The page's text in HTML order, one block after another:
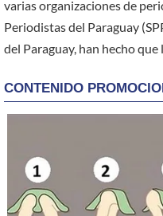
varias organizaciones de
Periodistas del Paraguay
del Paraguay, han hecho que